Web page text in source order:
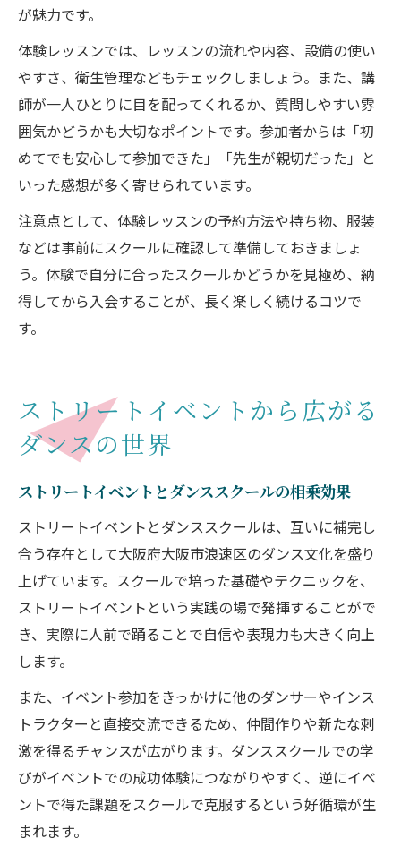
が魅力です。
体験レッスンでは、レッスンの流れや内容、設備の使い
やすさ、衛生管理などもチェックしましょう。また、講
師が一人ひとりに目を配ってくれるか、質問しやすい雰
囲気かどうかも大切なポイントです。参加者からは「初
めてでも安心して参加できた」「先生が親切だった」と
いった感想が多く寄せられています。
注意点として、体験レッスンの予約方法や持ち物、服装
などは事前にスクールに確認して準備しておきましょ
う。体験で自分に合ったスクールかどうかを見極め、納
得してから入会することが、長く楽しく続けるコツで
す。
ストリートイベントから広がる
ダンスの世界
ストリートイベントとダンススクールの相乗効果
ストリートイベントとダンススクールは、互いに補完し
合う存在として大阪府大阪市浪速区のダンス文化を盛り
上げています。スクールで培った基礎やテクニックを、
ストリートイベントという実践の場で発揮することがで
き、実際に人前で踊ることで自信や表現力も大きく向上
します。
また、イベント参加をきっかけに他のダンサーやインス
トラクターと直接交流できるため、仲間作りや新たな刺
激を得るチャンスが広がります。ダンススクールでの学
びがイベントでの成功体験につながりやすく、逆にイベ
ントで得た課題をスクールで克服するという好循環が生
まれます。